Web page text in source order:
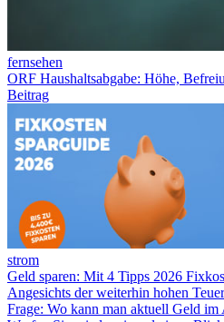
fernsehen
ORF Haushaltsabgabe: Höhe,
Beitrag
strom
Geld sparen: Mit 4 Tipps 2026
Angesichts der weiterhin hohen
Frage: Wo kann man aktuell Geld im